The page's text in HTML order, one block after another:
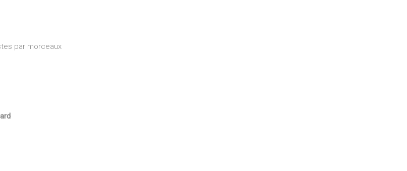
par morceaux